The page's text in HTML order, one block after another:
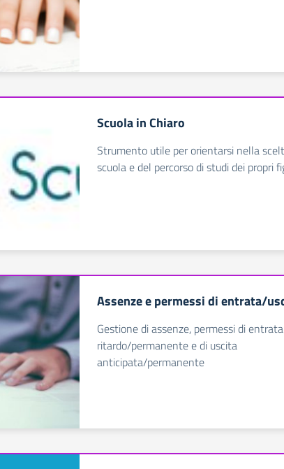
Scuola in Chiaro
Strumento utile per orientarsi nella
scuola e del percorso di studi dei propri
Assenze e permessi di entrata/
Gestione di assenze, permessi di
ritardo/permanente e di uscita
anticipata/permanente